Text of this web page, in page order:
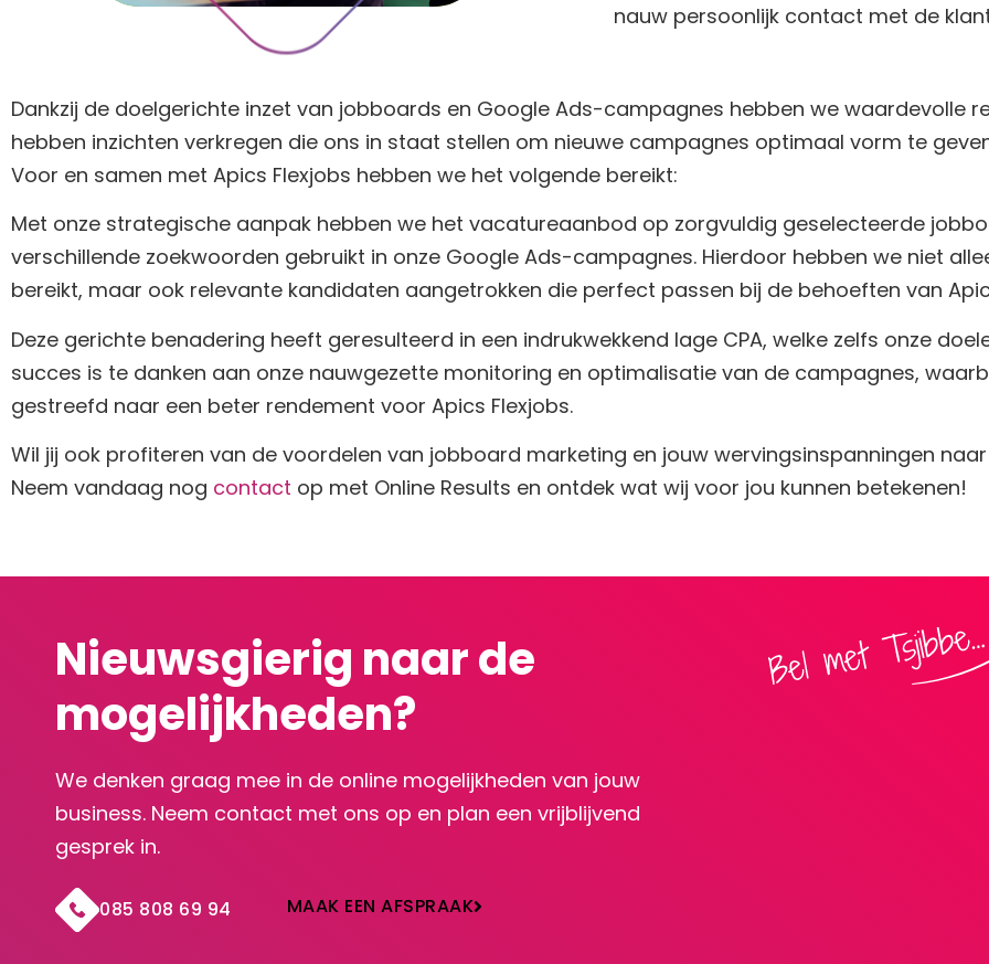
nauw persoonlijk contact met de
Dankzij de doelgerichte inzet van jobboards en Google Ads-campagnes hebben we waardevolle
hebben inzichten verkregen die ons in staat stellen om nieuwe campagnes optimaal vorm te
Voor en samen met Apics Flexjobs hebben we het volgende bereikt:
Met onze strategische aanpak hebben we het vacatureaanbod op zorgvuldig geselecteerde
verschillende zoekwoorden gebruikt in onze Google Ads-campagnes. Hierdoor hebben we niet
bereikt, maar ook relevante kandidaten aangetrokken die perfect passen bij de behoeften van
Deze gerichte benadering heeft geresulteerd in een indrukwekkend lage CPA, welke zelfs onze
succes is te danken aan onze nauwgezette monitoring en optimalisatie van de campagnes,
gestreefd naar een beter rendement voor Apics Flexjobs.
Wil jij ook profiteren van de voordelen van jobboard marketing en jouw wervingsinspanningen
Neem vandaag nog contact op met Online Results en ontdek wat wij voor jou kunnen betekenen!
Nieuwsgierig naar de
mogelijkheden?
We denken graag mee in de online mogelijkheden van jouw
business. Neem contact met ons op en plan een vrijblijvend
gesprek in.
085 808 69 94 MAAK EEN AFSPRAAK